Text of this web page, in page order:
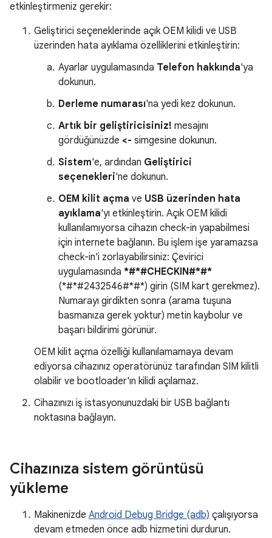
etkinleştirmeniz gerekir:
Geliştirici seçeneklerinde açık OEM kilidi ve USB
üzerinden hata ayıklama özelliklerini etkinleştirin:
Ayarlar uygulamasında Telefon hakkında'ya
dokunun.
Derleme numarası'na yedi kez dokunun.
Artık bir geliştiricisiniz! mesajını
gördüğünüzde <- simgesine dokunun.
Sistem'e, ardından Geliştirici
seçenekleri'ne dokunun.
OEM kilit açma ve USB üzerinden hata
ayıklama'yı etkinleştirin. Açık OEM kilidi
kullanılamıyorsa cihazın check-in yapabilmesi
için internete bağlanın. Bu işlem işe yaramazsa
check-in'i zorlayabilirsiniz: Çevirici
uygulamasında *#*#CHECKIN#*#*
(*#*#2432546#*#*) girin (SIM kart gerekmez).
Numarayı girdikten sonra (arama tuşuna
basmanıza gerek yoktur) metin kaybolur ve
başarı bildirimi görünür.
OEM kilit açma özelliği kullanılamamaya devam
ediyorsa cihazınız operatörünüz tarafından SIM kilitli
olabilir ve bootloader'ın kilidi açılamaz.
Cihazınızı iş istasyonunuzdaki bir USB bağlantı
noktasına bağlayın.
Cihazınıza sistem görüntüsü
yükleme
Makinenizde Android Debug Bridge (adb) çalışıyorsa
devam etmeden önce adb hizmetini durdurun.